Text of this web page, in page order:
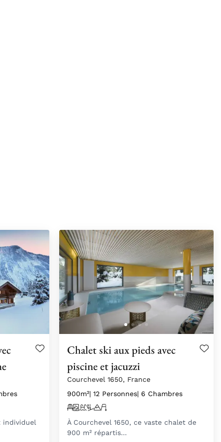
individuel
Chalet ski aux pieds avec
piscine et jacuzzi
Courchevel 1650, France
900m²| 12 Personnes| 6 Chambres
À Courchevel 1650, ce vaste chalet de
900 m² répartis…